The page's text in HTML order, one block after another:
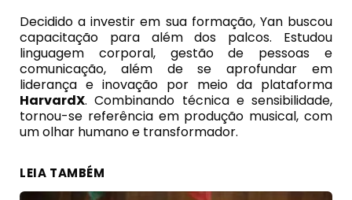
Decidido a investir em sua formação, Yan buscou
capacitação para além dos palcos. Estudou
linguagem corporal, gestão de pessoas e
comunicação, além de se aprofundar em
liderança e inovação por meio da plataforma
HarvardX. Combinando técnica e sensibilidade,
tornou-se referência em produção musical, com
um olhar humano e transformador.
LEIA TAMBÉM